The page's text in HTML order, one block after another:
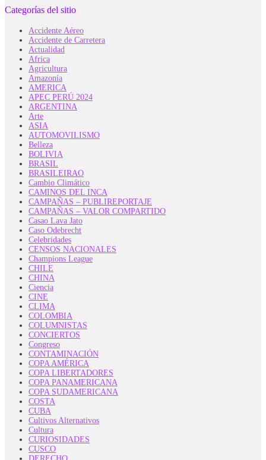
Categorías del sitio
Accidente Aéreo
Accidente de Carretera
Actualidad
Africa
Agricultura
Amazonía
AMERICA
APEC PERÚ 2024
ARGENTINA
Arte
ASIA
AUTOMOVILISMO
Belleza
BOLIVIA
BRASIL
BRASILEIRAO
Cambio Climático
CAMINOS DEL INCA
CAMPAÑAS – PUBLIREPORTAJE
CAMPAÑAS – VALOR COMPARTIDO
Casao Lava Jato
Caso Odebrecht
Celebridades
CENSOS NACIONALES
Champions League
CHILE
CHINA
Ciencia
CINE
CLIMA
COLOMBIA
COLUMNISTAS
CONCIERTOS
Congreso
CONTAMINACIÓN
COPA AMÉRICA
COPA LIBERTADORES
COPA PANAMERICANA
COPA SUDAMERICANA
COSTA
CUBA
Cultivos Alternativos
Cultura
CURIOSIDADES
CUSCO